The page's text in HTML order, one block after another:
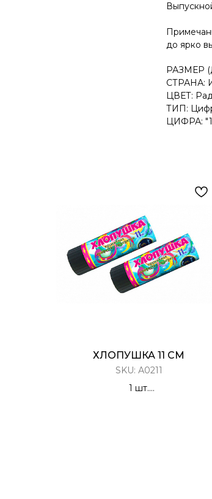
до ярко
РАЗМЕР
СТРАНА:
ЦВЕТ:
ТИП:
ЦИФРА:
ХЛОПУШКА 11 СМ
SKU: А0211
1 шт.